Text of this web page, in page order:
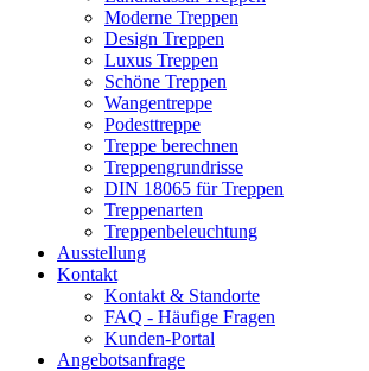
Moderne Treppen
Design Treppen
Luxus Treppen
Schöne Treppen
Wangentreppe
Podesttreppe
Treppe berechnen
Treppengrundrisse
DIN 18065 für Treppen
Treppenarten
Treppenbeleuchtung
Ausstellung
Kontakt
Kontakt & Standorte
FAQ - Häufige Fragen
Kunden-Portal
Angebotsanfrage